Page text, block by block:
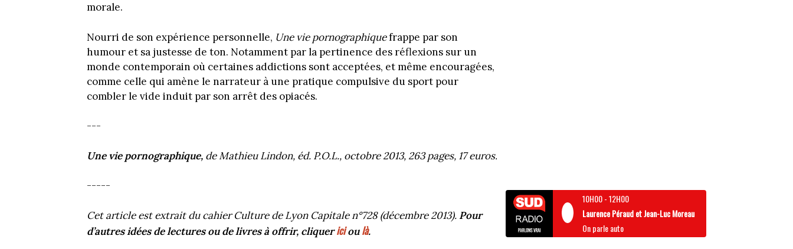
morale.
Nourri de son expérience personnelle, Une vie pornographiquefrappe par son
humour et sa justesse de ton. Notamment par la pertinence des réflexions sur un
monde contemporain où certaines addictions sont acceptées, et même encouragées,
comme celle qui amène le narrateur à une pratique compulsive du sport pour
combler le vide induit par son arrêt des opiacés.
---
Une vie pornographique, de Mathieu Lindon, éd. P.O.L., octobre 2013, 263 pages, 17 euros.
-----
Cet article est extrait du cahier Culture de Lyon Capitale n°728 (décembre 2013). Pour
d’autres idées de lectures ou de livres à offrir, cliquericioulà.
10H00-12H00
Laurence Péraud et Jean-Luc Moreau
On parle auto